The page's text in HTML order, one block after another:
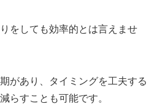
をしても効率的とは言えませ
があり、タイミングを工夫する
らすことも可能です。